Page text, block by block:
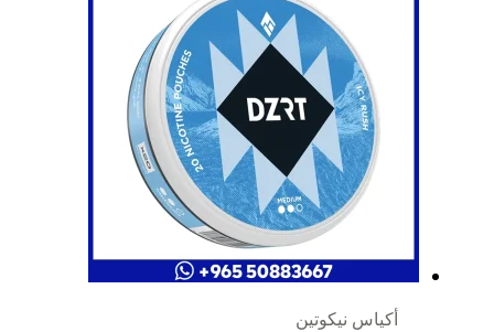
لهذا
المنتج.
يمكن
اختيار
الخيارات
على
صفحة
المنتج
أكياس نيكوتين